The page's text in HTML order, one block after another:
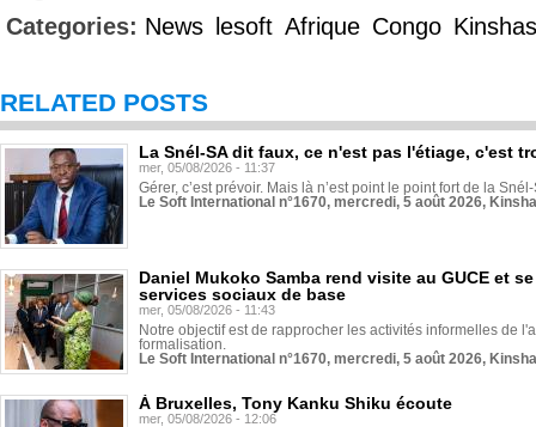
Categories: News lesoft Afrique Congo
RELATED POSTS
La Snél-SA dit faux, ce n'est pas l'étiage, c'est
mer, 05/08/2026 - 11:37
Gérer, c’est prévoir. Mais là n’est point le point fort de la
Le Soft International n°1670, mercredi, 5 août 2026,
Daniel Mukoko Samba rend visite au GUCE et
services sociaux de base
mer, 05/08/2026 - 11:43
Notre objectif est de rapprocher les activités informelles de
formalisation.
Le Soft International n°1670, mercredi, 5 août 2026,
À Bruxelles, Tony Kanku Shiku écoute
mer, 05/08/2026 - 12:06